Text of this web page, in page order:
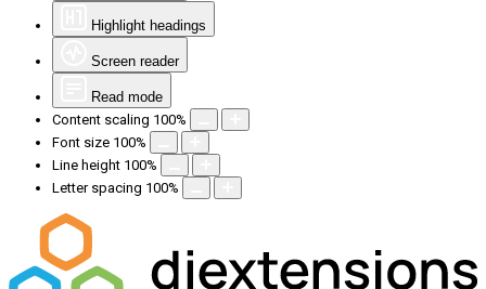
Highlight headings
Screen reader
Read mode
Content scaling 100%
Font size 100%
Line height 100%
Letter spacing 100%